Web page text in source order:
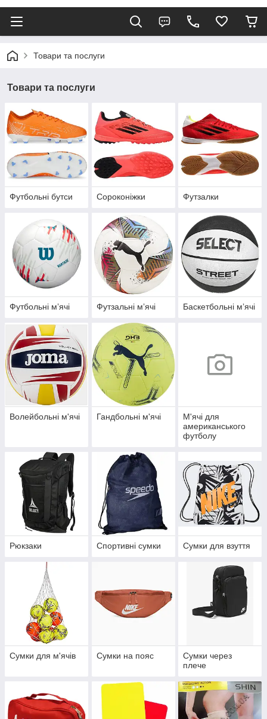
Товари та послуги
Товари та послуги
Футбольні бутси Сороконіжки Футзалки
Футбольні мʼячі Футзальні мʼячі Баскетбольні мʼячі
Волейбольні м'ячі Гандбольні м'ячі
М'ячі для
американського
футболу
Рюкзаки Спортивні сумки Сумки для взуття
Сумки для м'ячів Сумки на пояс
Сумки через
плече